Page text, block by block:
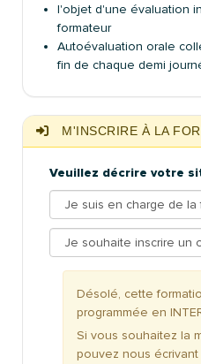
l'objet d'une évaluation
formateur
Autoévaluation orale
fin de chaque demi
M'INSCRIRE À LA
Veuillez décrire votre
Désolé, cette
programmée en
Si vous souhaitez la
pouvez nous